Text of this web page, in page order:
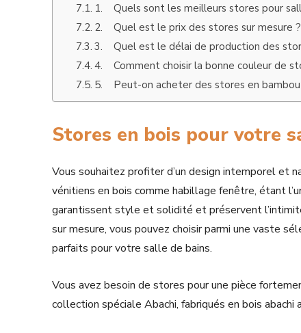
1. Quels sont les meilleurs stores pour
2. Quel est le prix des stores sur mesure ?
3. Quel est le délai de production des
4. Comment choisir la bonne couleur de
5. Peut-on acheter des stores en bambou
Stores en bois pour votre
Vous souhaitez profiter d’un design intemporel et
vénitiens en bois comme habillage fenêtre, étant
garantissent style et solidité et préservent
sur mesure, vous pouvez choisir parmi une vaste
parfaits pour votre salle de bains.
Vous avez besoin de stores pour une pièce
collection spéciale Abachi, fabriqués en bois abachi